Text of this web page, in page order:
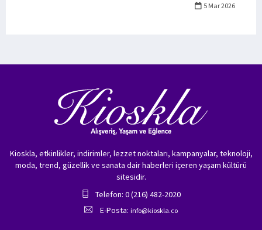
5 Mar 2026
Kioskla, etkinlikler, indirimler, lezzet noktaları, kampanyalar, teknoloji,
moda, trend, güzellik ve sanata dair haberleri içeren yaşam kültürü
sitesidir.
Telefon: 0 (216) 482-2020
E-Posta: info@kioskla.co